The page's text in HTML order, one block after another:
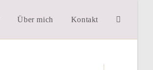
Über mich Kontakt